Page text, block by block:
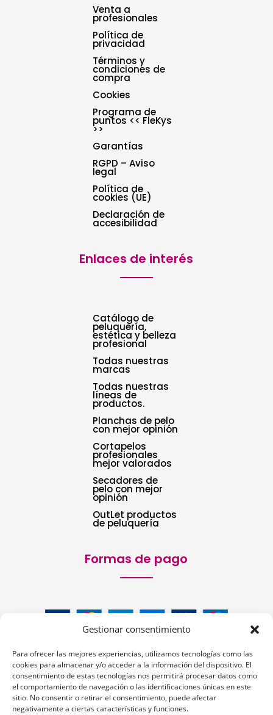
Gestionar consentimiento
Para ofrecer las mejores experiencias, utilizamos tecnologías como las
cookies para almacenar y/o acceder a la información del dispositivo. El
consentimiento de estas tecnologías nos permitirá procesar datos como
el comportamiento de navegación o las identificaciones únicas en este
sitio. No consentir o retirar el consentimiento, puede afectar
negativamente a ciertas características y funciones.
Venta a
profesionales
Política de
privacidad
Términos y
condiciones de
compra
Cookies
Programa de
puntos << FleKys
>>
Garantías
RGPD – Aviso
legal
Política de
cookies (UE)
Declaración de
accesibilidad
Enlaces de interés
Catálogo de
peluquería,
estética y belleza
profesional
Todas nuestras
marcas
Todas nuestras
líneas de
productos.
Planchas de pelo
con mejor opinión
Cortapelos
profesionales
mejor valorados
Secadores de
pelo con mejor
opinión
OutLet productos
de peluquería
Formas de pago
Siguenos: